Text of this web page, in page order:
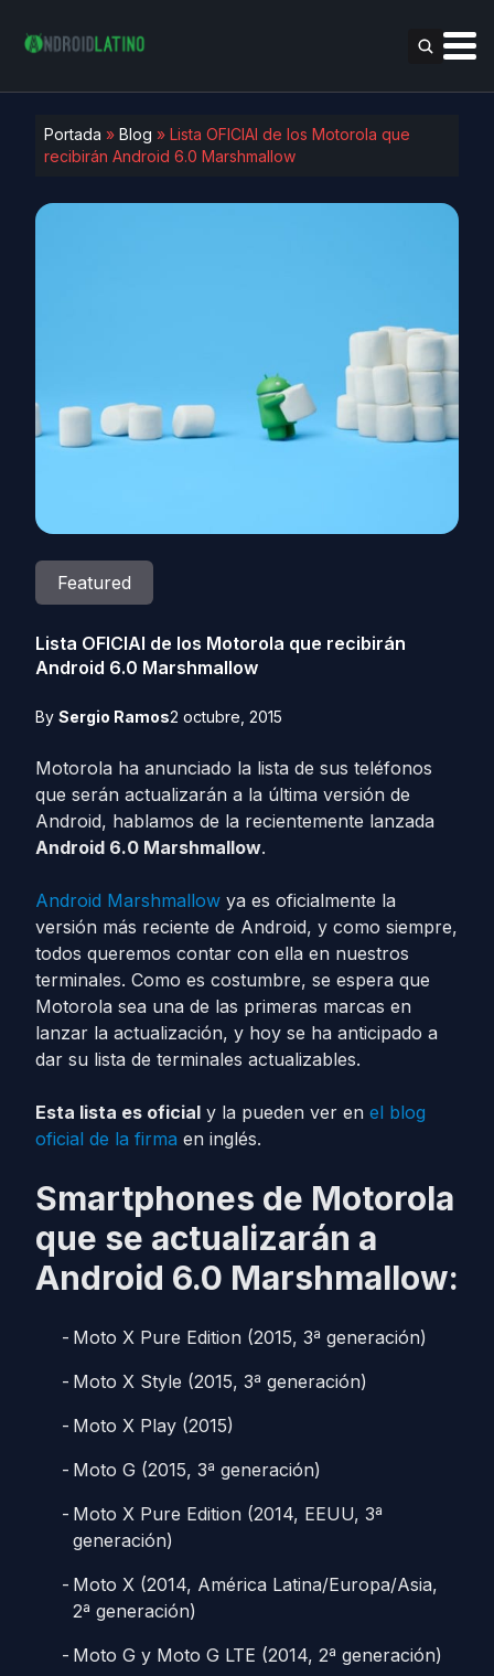
Portada » Blog » Lista OFICIAl de los Motorola que
recibirán Android 6.0 Marshmallow
Featured
Lista OFICIAl de los Motorola que recibirán
Android 6.0 Marshmallow
By Sergio Ramos2 octubre, 2015
Motorola ha anunciado la lista de sus teléfonos
que serán actualizarán a la última versión de
Android, hablamos de la recientemente lanzada
Android 6.0 Marshmallow.
Android Marshmallow ya es oficialmente la
versión más reciente de Android, y como siempre,
todos queremos contar con ella en nuestros
terminales. Como es costumbre, se espera que
Motorola sea una de las primeras marcas en
lanzar la actualización, y hoy se ha anticipado a
dar su lista de terminales actualizables.
Esta lista es oficial y la pueden ver en el blog
oficial de la firma en inglés.
Smartphones de Motorola
que se actualizarán a
Android 6.0 Marshmallow:
Moto X Pure Edition (2015, 3ª generación)
Moto X Style (2015, 3ª generación)
Moto X Play (2015)
Moto G (2015, 3ª generación)
Moto X Pure Edition (2014, EEUU, 3ª
generación)
Moto X (2014, América Latina/Europa/Asia,
2ª generación)
Moto G y Moto G LTE (2014, 2ª generación)